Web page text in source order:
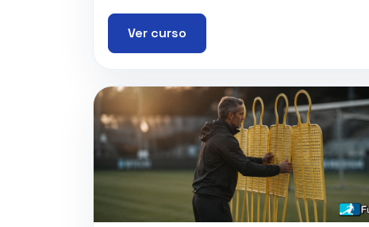
Ver curso